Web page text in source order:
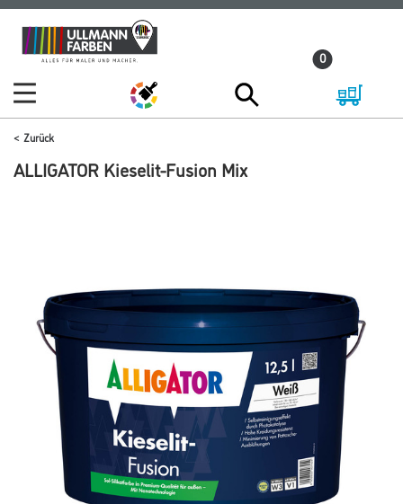
Zum
Inhalt
Zum
Navigationsmenü
0
Zurück
ALLIGATOR Kieselit-Fusion Mix